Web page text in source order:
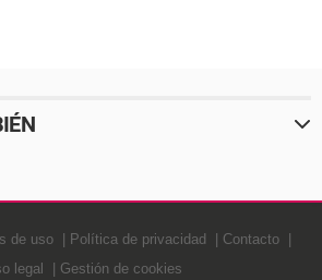
de uso Política de privacidad
Contacto
legal
Gestión de cookies